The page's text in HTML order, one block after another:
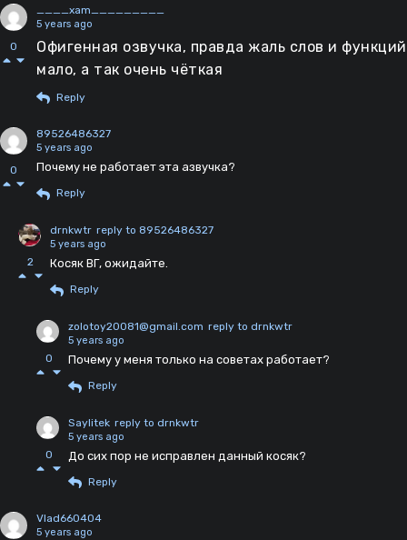
0
____xam_________
5 years ago
Офигенная озвучка, правда жаль слов и функций
мало, а так очень чёткая
Reply
0
89526486327
5 years ago
Почему не работает эта азвучка?
Reply
2
drnkwtr reply to 89526486327
5 years ago
Косяк ВГ, ожидайте.
Reply
0
zolotoy20081@gmail.com reply to drnkwtr
5 years ago
Почему у меня только на советах работает?
Reply
0
Saylitek reply to drnkwtr
5 years ago
До сих пор не исправлен данный косяк?
Reply
Vlad660404
5 years ago